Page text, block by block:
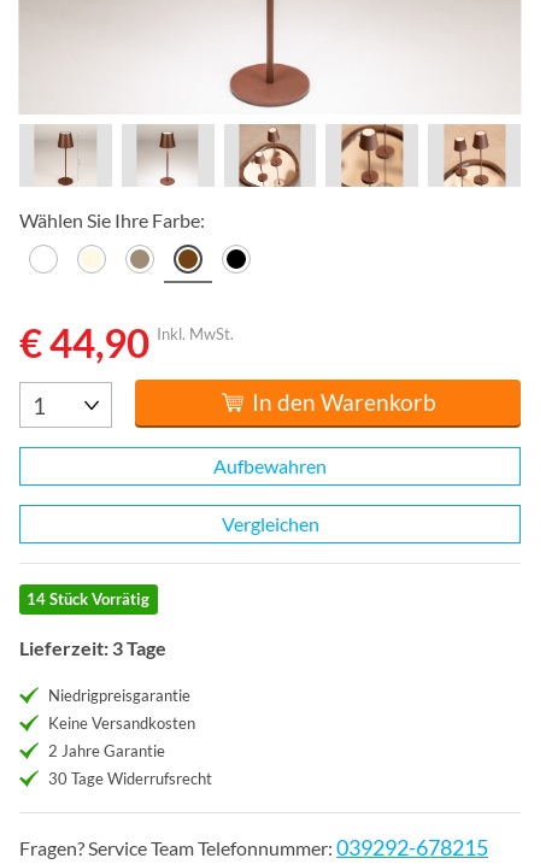
Wählen Sie Ihre Farbe:
€ 44,90 Inkl. MwSt.
In den Warenkorb
Aufbewahren
Vergleichen
14 Stück Vorrätig
Lieferzeit: 3 Tage
Niedrigpreisgarantie
Keine Versandkosten
2 Jahre Garantie
30 Tage Widerrufsrecht
Fragen? Service Team Telefonnummer: 039292-678215